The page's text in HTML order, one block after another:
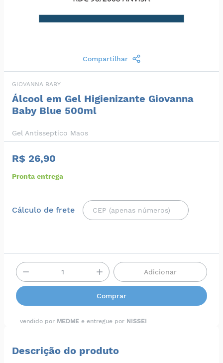
Compartilhar
GIOVANNA BABY
Álcool em Gel Higienizante Giovanna
Baby Blue 500ml
Gel Antisseptico Maos
R$ 26,90
Pronta entrega
Cálculo de frete
Adicionar
Comprar
vendido por MEDME e entregue por NISSEI
Descrição do produto